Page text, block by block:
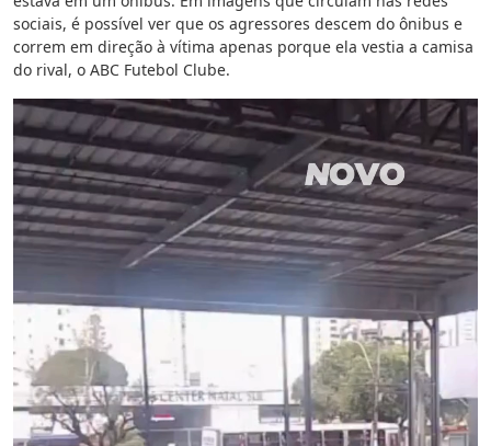
sociais, é possível ver que os agressores descem do ônibus e
correm em direção à vítima apenas porque ela vestia a camisa
do rival, o ABC Futebol Clube.